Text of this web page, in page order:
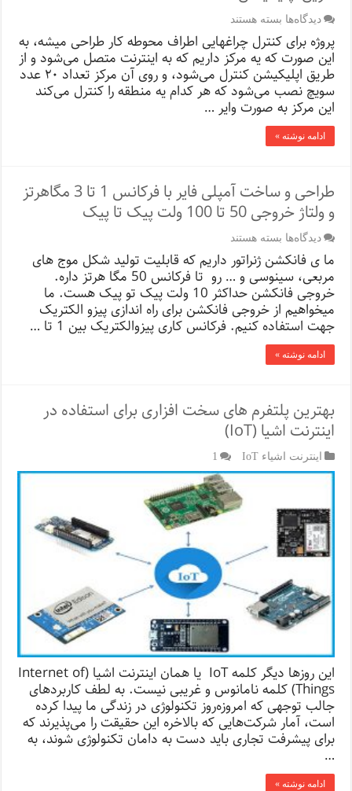
دیدگاه‌ها برای
مدار
کنترل
چراغ
ها
به
صورت
وایرلس
و
بسته هستند
پروژه برای کنترل چراغهایی اطراف محوطه کار طراحی میشه، به
این صورت که یه مرکز داریم که به اینترنت متصل می‌شود و از
طریق اپلیکیشن کنترل می‌شود، و روی آن مرکز تعداد ۲۰ عدد
سویچ نصب می‌شود که هر کدام یه منطقه را کنترل می‌کند
این مرکز به صورت وایر …
ادامه نوشته »
طراحی و ساخت آمپلی فایر با فرکانس 1 تا 3 مگاهرتز
و ولتاژ خروجی 50 تا 100 ولت پیک تا پیک
دیدگاه‌ها برای
و
ساخت
آمپلی
فایر
با
فرکانس
1
تا
ولتاژ
خروجی
50
تا
100
ولت
پیک
بسته هستند
ما ی فانکشن ژنراتور داریم که قابلیت تولید شکل موج های
مربعی، سینوسی و … رو تا فرکانس 50 مگا هرتز داره.
خروجی فانکشن حداکثر 10 ولت پیک تو پیک هست. ما
میخواهیم از خروجی فانکشن برای راه اندازی پیزو الکتریک
جهت استفاده کنیم. فرکانس کاری پیزوالکتریک بین 1 تا …
ادامه نوشته »
بهترین پلتفرم های سخت افزاری برای استفاده در
اینترنت اشیا (IoT)
اینترنت اشیاء IoT 1
این روزها دیگر کلمه IoT یا همان اینترنت اشیا (Internet of
Things) کلمه نامانوس و غریبی نیست. به لطف کاربردهای
جالب توجهی که امروزه‌روز تکنولوژی در زندگی ما پیدا کرده
است، آمار شرکت‌هایی که بالاخره این حقیقت را می‌پذیرند که
برای پیشرفت تجاری باید دست به دامان تکنولوژی شوند، به
…
ادامه نوشته »